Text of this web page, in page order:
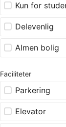
Kun for
Delevenlig
Almen bolig
Faciliteter
Parkering
Elevator